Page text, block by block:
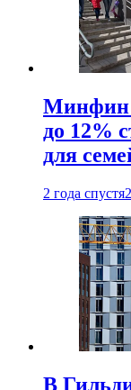
Минфин
до 12%
для
2 года спустя
В